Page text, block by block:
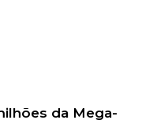
da Mega-